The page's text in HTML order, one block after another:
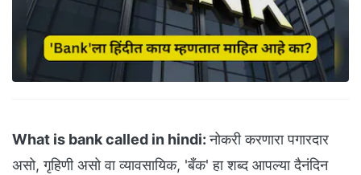
What is bank called in hindi:नोकरी करणारा पगारदार
असो, गृहिणी असो वा व्यावसायिक, 'बँक' हा शब्द आपल्या दैनंदिन